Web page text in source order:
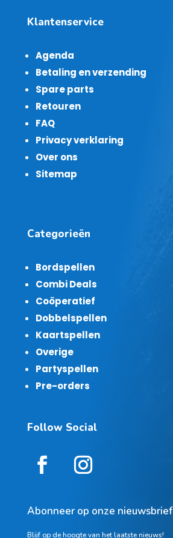
Klantenservice
Agenda
Betaling en verzending
Spare parts
Retouren
FAQ
Privacy verklaring
Over ons
Sitemap
Categorieën
Bordspellen
Combi Deals
Coöperatief
Dobbelspellen
Kaartspellen
Overige
Partyspellen
Pre-orders
Follow Social
Abonneer op onze nieuwsbrief
Blijf op de hoogte van het laatste nieuws!